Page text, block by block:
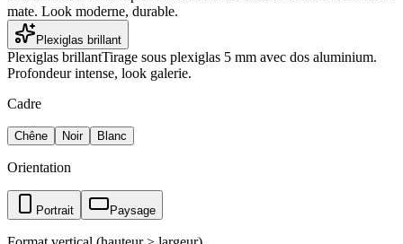
mate. Look moderne, durable.
Plexiglas brillant
Plexiglas brillantTirage sous plexiglas 5 mm avec dos aluminium.
Profondeur intense, look galerie.
Cadre
Chêne Noir Blanc
Orientation
Portrait Paysage